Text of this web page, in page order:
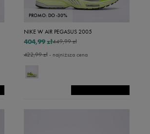
PROMO: DO -30%
NIKE W AIR PEGASUS 2005
449,99 zł
404,99 zł
422,99 zł- najniższa cena